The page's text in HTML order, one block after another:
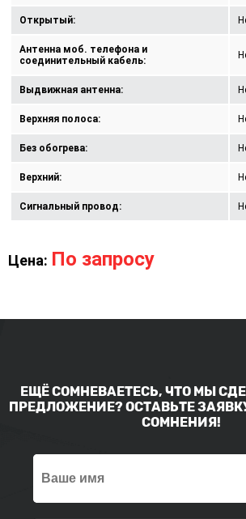
Открытый:
Антенна моб. телефона и
соединительный кабель:
Выдвижная антенна:
Верхняя полоса:
Без обогрева:
Верхний:
Сигнальный провод:
Цена: По запросу
ЕЩЁ СОМНЕВАЕТЕСЬ, ЧТО МЫ
ПРЕДЛОЖЕНИЕ? ОСТАВЬТЕ
СОМНЕНИЯ!